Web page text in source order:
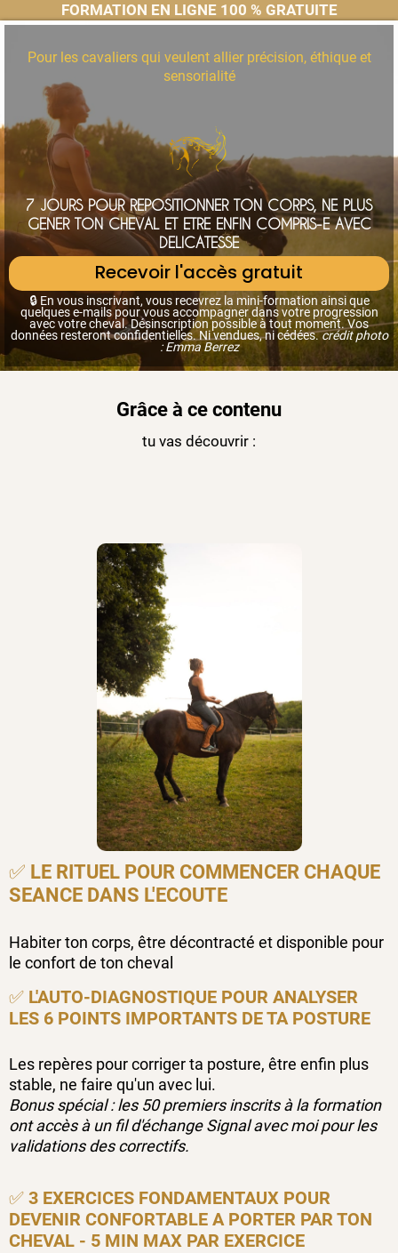
FORMATION EN LIGNE 100 % GRATUITE
Pour les cavaliers qui veulent allier précision, éthique et
sensorialité
7 JOURS POUR REPOSITIONNER TON CORPS, NE PLUS
GENER TON CHEVAL ET ETRE ENFIN COMPRIS-E AVEC
DELICATESSE
Recevoir l'accès gratuit
🔒En vous inscrivant, vous recevrez la mini-formation ainsi que
quelques e-mails pour vous accompagner dans votre progression
avec votre cheval. Désinscription possible à tout moment. Vos
données resteront confidentielles. Ni vendues, ni cédées.crédit photo
: Emma Berrez
Grâce à ce contenu
tu vas découvrir :
✅ LE RITUEL POUR COMMENCER CHAQUE
SEANCE DANS L'ECOUTE
Habiter ton corps, être décontracté et disponible pour
le confort de ton cheval
✅ L'AUTO-DIAGNOSTIQUE POUR ANALYSER
LES 6 POINTS IMPORTANTS DE TA POSTURE
Les repères pour corriger ta posture, être enfin plus
stable, ne faire qu'un avec lui.
Bonus spécial : les 50 premiers inscrits à la formation
ont accès à un fil d'échange Signal avec moi pour les
validations des correctifs.
✅ 3 EXERCICES FONDAMENTAUX POUR
DEVENIR CONFORTABLE A PORTER PAR TON
CHEVAL - 5 MIN MAX PAR EXERCICE